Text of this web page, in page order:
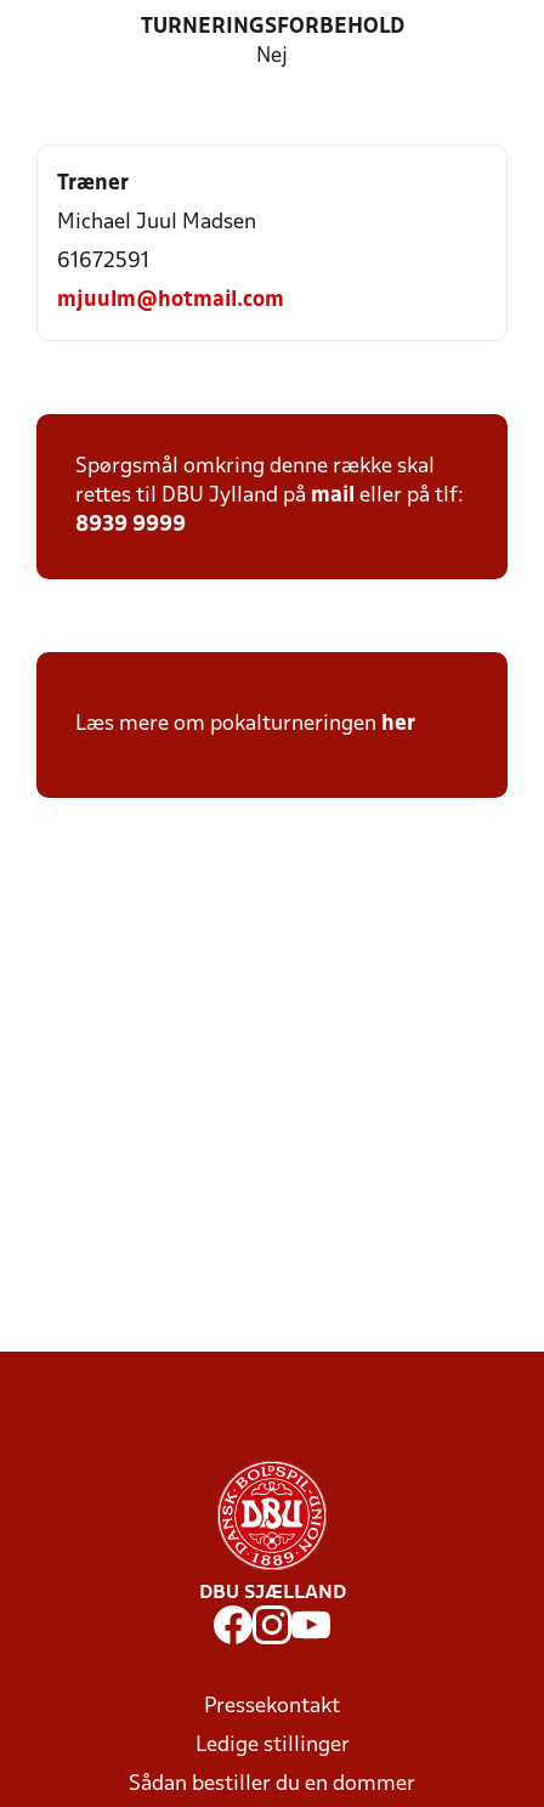
TURNERINGSFORBEHOLD
Nej
Træner
Michael Juul Madsen
61672591
mjuulm@hotmail.com
Spørgsmål omkring denne række skal
rettes til DBU Jylland på mail eller på tlf:
8939 9999
Læs mere om pokalturneringen her
DBU SJÆLLAND
Pressekontakt
Ledige stillinger
Sådan bestiller du en dommer